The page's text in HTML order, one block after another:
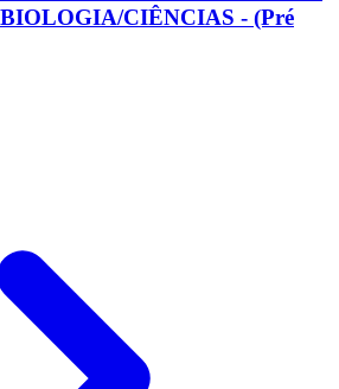
CIÊNCIAS - (Pré